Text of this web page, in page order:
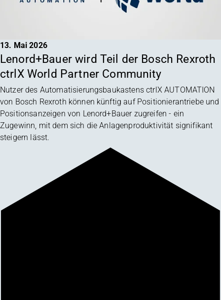
13. Mai 2026
Lenord+Bauer wird Teil der Bosch Rexroth
ctrlX World Partner Community
Nutzer des Automatisierungsbaukastens ctrlX AUTOMATION
von Bosch Rexroth können künftig auf Positionierantriebe und
Positionsanzeigen von Lenord+Bauer zugreifen - ein
Zugewinn, mit dem sich die Anlagenproduktivität signifikant
steigern lässt.